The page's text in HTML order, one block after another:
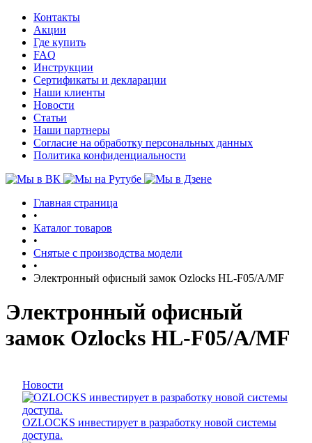
Контакты
Акции
Где купить
FAQ
Инструкции
Сертификаты и декларации
Наши клиенты
Новости
Статьи
Наши партнеры
Согласие на обработку персональных данных
Политика конфиденциальности
Главная страница
•
Каталог товаров
•
Снятые с производства модели
•
Электронный офисный замок Ozlocks HL-F05/A/MF
Электронный офисный
замок Ozlocks HL-F05/A/MF
Новости
OZLOCKS инвестирует в разработку новой системы
доступа.